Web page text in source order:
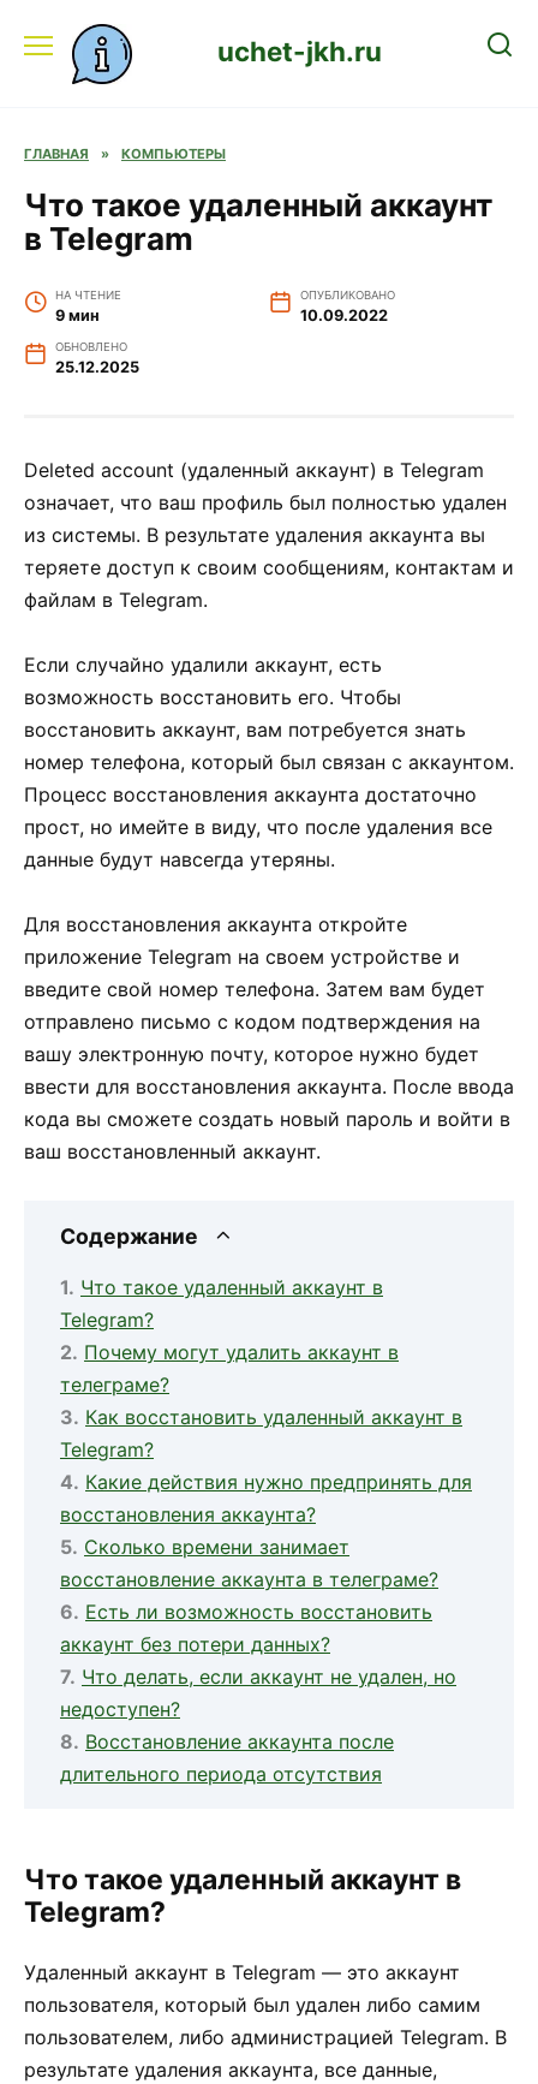
содержанию
uchet-jkh.ru
ГЛАВНАЯ » КОМПЬЮТЕРЫ
Что такое удаленный аккаунт
в Telegram
НА ЧТЕНИЕ
9 мин
ОПУБЛИКОВАНО
10.09.2022
ОБНОВЛЕНО
25.12.2025
Deleted account (удаленный аккаунт) в Telegram
означает, что ваш профиль был полностью удален
из системы. В результате удаления аккаунта вы
теряете доступ к своим сообщениям, контактам и
файлам в Telegram.
Если случайно удалили аккаунт, есть
возможность восстановить его. Чтобы
восстановить аккаунт, вам потребуется знать
номер телефона, который был связан с аккаунтом.
Процесс восстановления аккаунта достаточно
прост, но имейте в виду, что после удаления все
данные будут навсегда утеряны.
Для восстановления аккаунта откройте
приложение Telegram на своем устройстве и
введите свой номер телефона. Затем вам будет
отправлено письмо с кодом подтверждения на
вашу электронную почту, которое нужно будет
ввести для восстановления аккаунта. После ввода
кода вы сможете создать новый пароль и войти в
ваш восстановленный аккаунт.
Содержание
Что такое удаленный аккаунт в
Telegram?
Почему могут удалить аккаунт в
телеграме?
Как восстановить удаленный аккаунт в
Telegram?
Какие действия нужно предпринять для
восстановления аккаунта?
Сколько времени занимает
восстановление аккаунта в телеграме?
Есть ли возможность восстановить
аккаунт без потери данных?
Что делать, если аккаунт не удален, но
недоступен?
Восстановление аккаунта после
длительного периода отсутствия
Что такое удаленный аккаунт в
Telegram?
Удаленный аккаунт в Telegram — это аккаунт
пользователя, который был удален либо самим
пользователем, либо администрацией Telegram. В
результате удаления аккаунта, все данные,